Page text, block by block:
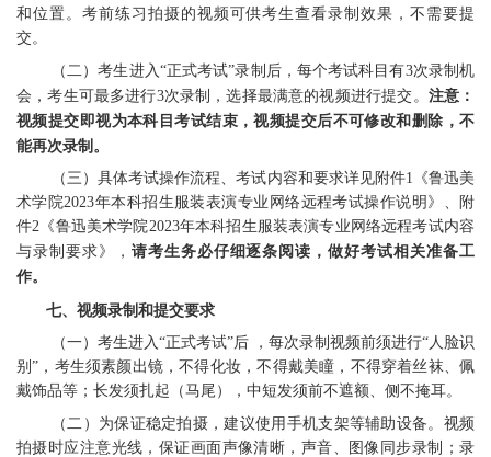
和位置。考前练习拍摄的视频可供考生查看录制效果 ，不需要提
交。
（ 二 ）考生进入 “正式考试”录制 后，每个考试科目有3次录制机
会，考生可最多进行3次录制，选择最满意的视频进行提交 。 注意：
视频提交即视为本科目考试结束，视频提交后不可修改和删除 ，不
能再次录制 。
（三）具体考试操作流程、考试内容和要求详见附件1《鲁迅美
术学院2023年本科招生服装表演专业网络远程考试操作说明》、附
件2《鲁迅美术学院2023年本科招生服装表演专业网络远程考试内容
与录制要求》， 请考生务必仔细逐条阅读，做好考试相关准备工
作。
七、视频录制和提交要求
（一） 考生进入“正式考试”后 ，每次录制视频前须进行“人脸识
别”， 考生须素颜出镜，不得化妆，不得戴美瞳，不得穿着丝袜、佩
戴饰品等；长发须扎起（马尾），中短发须前不遮额、侧不掩耳。
（ 二 ） 为保证稳定拍摄，建议使用手机支架等辅助设备。视频
拍摄时应注意光线，保证画面声像清晰，声音、图像同步录制；录